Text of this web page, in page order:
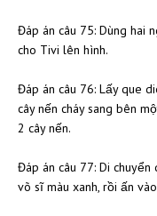
Đáp án câu 75: Dùng hai
cho Tivi lên hình.
Đáp án câu 76: Lấy que
cây nến cháy sang bên
2 cây nến.
Đáp án câu 77: Di
võ sĩ màu xanh, rồi ấn